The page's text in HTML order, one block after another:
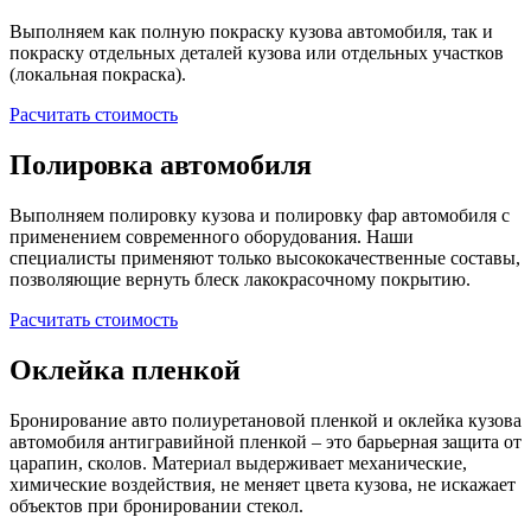
Выполняем как полную покраску кузова автомобиля, так и
покраску отдельных деталей кузова или отдельных участков
(локальная покраска).
Расчитать стоимость
Полировка автомобиля
Выполняем полировку кузова и полировку фар автомобиля с
применением современного оборудования. Наши
специалисты применяют только высококачественные составы,
позволяющие вернуть блеск лакокрасочному покрытию.
Расчитать стоимость
Оклейка пленкой
Бронирование авто полиуретановой пленкой и оклейка кузова
автомобиля антигравийной пленкой – это барьерная защита от
царапин, сколов. Материал выдерживает механические,
химические воздействия, не меняет цвета кузова, не искажает
объектов при бронировании стекол.